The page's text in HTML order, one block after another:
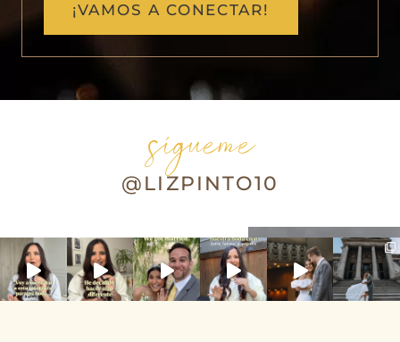
¡VAMOS A CONECTAR!
sígueme
@LIZPINTO10